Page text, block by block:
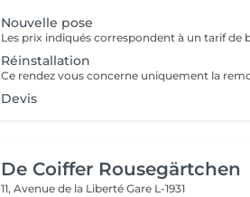
Nouvelle pose
Réinstallation
Devis
De Coiffer Rousegärtchen
11, Avenue de la LibertéGare L-1931